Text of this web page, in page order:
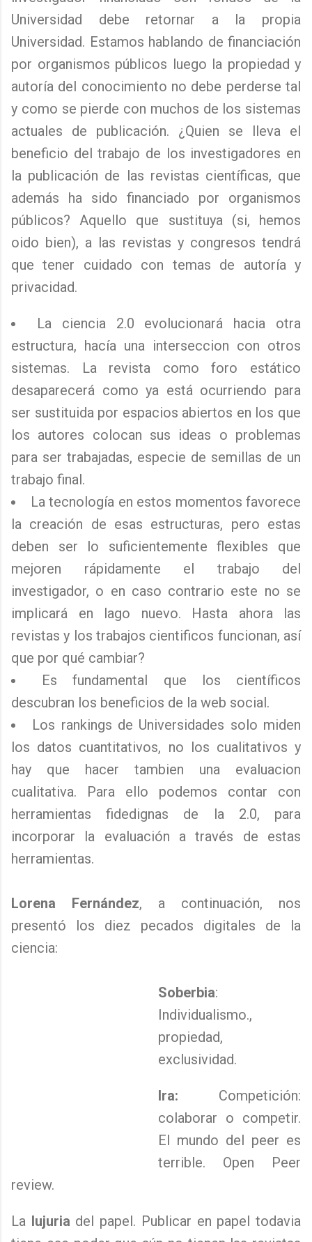
Universidad debe retornar a la propia
Universidad. Estamos hablando de financiación
por organismos públicos luego la propiedad y
autoría del conocimiento no debe perderse tal
y como se pierde con muchos de los sistemas
actuales de publicación. ¿Quien se lleva el
beneficio del trabajo de los investigadores en
la publicación de las revistas científicas, que
además ha sido financiado por organismos
públicos? Aquello que sustituya (si, hemos
oido bien), a las revistas y congresos tendrá
que tener cuidado con temas de autoría y
privacidad.
La ciencia 2.0 evolucionará hacia otra
estructura, hacía una interseccion con otros
sistemas. La revista como foro estático
desaparecerá como ya está ocurriendo para
ser sustituida por espacios abiertos en los que
los autores colocan sus ideas o problemas
para ser trabajadas, especie de semillas de un
trabajo final.
La tecnología en estos momentos favorece
la creación de esas estructuras, pero estas
deben ser lo suficientemente flexibles que
mejoren rápidamente el trabajo del
investigador, o en caso contrario este no se
implicará en lago nuevo. Hasta ahora las
revistas y los trabajos cientificos funcionan, así
que por qué cambiar?
Es fundamental que los científicos
descubran los beneficios de la web social.
Los rankings de Universidades solo miden
los datos cuantitativos, no los cualitativos y
hay que hacer tambien una evaluacion
cualitativa. Para ello podemos contar con
herramientas fidedignas de la 2.0, para
incorporar la evaluación a través de estas
herramientas.
Lorena Fernández, a continuación, nos
presentó los diez pecados digitales de la
ciencia:
Soberbia:
Individualismo.,
propiedad,
exclusividad.
Ira: Competición:
colaborar o competir.
El mundo del peer es
terrible. Open Peer
review.
La lujuria del papel. Publicar en papel todavia